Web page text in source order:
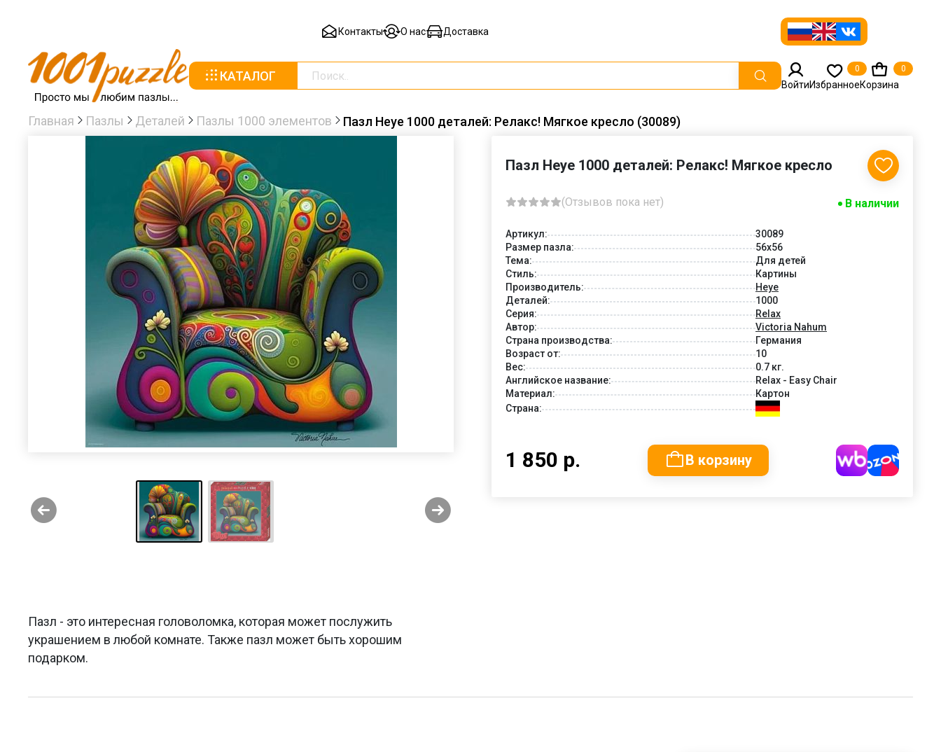
Контакты О нас Доставка
КАТАЛОГ
ВойтиИзбранное
0
Корзина
0
Главная Пазлы Деталей Пазлы 1000 элементов Пазл Heye 1000 деталей: Релакс! Мягкое кресло (30089)
Пазл - это интересная головоломка, которая может послужить
украшением в любой комнате. Также пазл может быть хорошим
подарком.
Пазл Heye 1000 деталей: Релакс! Мягкое кресло
(Отзывов пока нет) В наличии
Артикул:
30089
Размер пазла:
56x56
Тема:
Для детей
Стиль:
Картины
Производитель:
Heye
Деталей:
1000
Серия:
Relax
Автор:
Victoria Nahum
Страна производства:
Германия
Возраст от:
10
Вес:
0.7 кг.
Английское название:
Relax - Easy Chair
Материал:
Картон
Страна:
1 850 р. В корзину